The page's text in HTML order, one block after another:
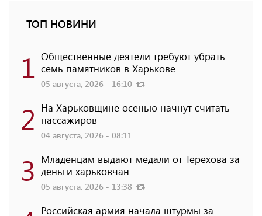
ТОП НОВИНИ
1 Общественные деятели требуют убрать
семь памятников в Харькове
05 августа, 2026 - 16:10
2 На Харьковщине осенью начнут считать
пассажиров
04 августа, 2026 - 08:11
3 Младенцам выдают медали от Терехова за
деньги харьковчан
05 августа, 2026 - 13:38
Российская армия начала штурмы за